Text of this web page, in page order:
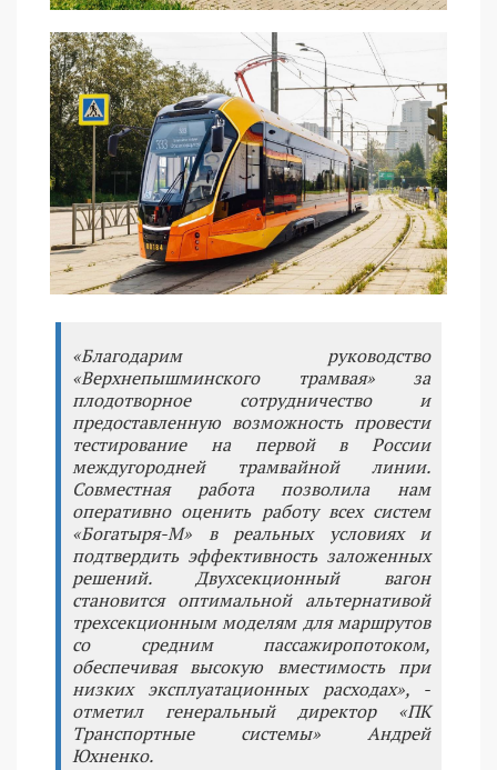
«Благодарим руководство
«Верхнепышминского трамвая» за
плодотворное сотрудничество и
предоставленную возможность провести
тестирование на первой в России
междугородней трамвайной линии.
Совместная работа позволила нам
оперативно оценить работу всех систем
«Богатыря-М» в реальных условиях и
подтвердить эффективность заложенных
решений. Двухсекционный вагон
становится оптимальной альтернативой
трехсекционным моделям для маршрутов
со средним пассажиропотоком,
обеспечивая высокую вместимость при
низких эксплуатационных расходах», -
отметил генеральный директор «ПК
Транспортные системы» Андрей
Юхненко.